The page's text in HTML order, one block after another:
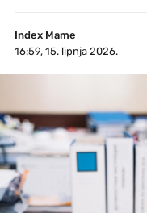
Index Mame
16:59, 15. lipnja 2026.